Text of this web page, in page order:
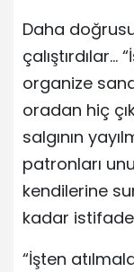
Daha
organize
oradan hiç
salgının
patronları
kendilerine
kadar
“İşten